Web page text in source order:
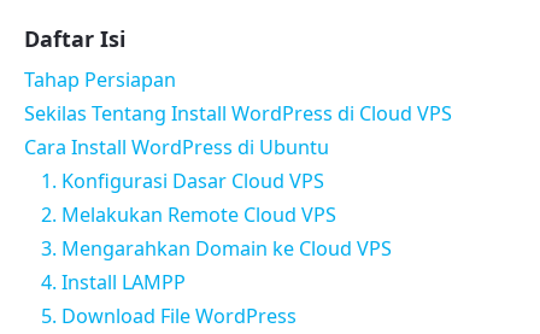
Daftar Isi
Tahap Persiapan
Sekilas Tentang Install WordPress di Cloud VPS
Cara Install WordPress di Ubuntu
1. Konfigurasi Dasar Cloud VPS
2. Melakukan Remote Cloud VPS
3. Mengarahkan Domain ke Cloud VPS
4. Install LAMPP
5. Download File WordPress